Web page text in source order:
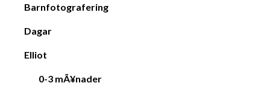
Barnfotografering
Dagar
Elliot
0-3 mÃ¥nader